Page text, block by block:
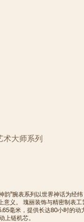
术大师系列
韵”腕表系列以世界神话为经
意义。 瑰丽装饰与精密制表
毫米，提供长达80小时的动
上链机芯。